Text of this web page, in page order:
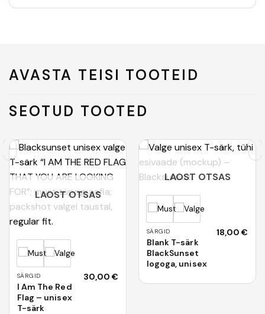
AVASTA TEISI TOOTEID
SEOTUD TOOTED
LAOST OTSAS
SÄRGID
I Am The Red
Flag – unisex
T-särk
30,00€
LAOST OTSAS
SÄRGID
Blank T-särk
BlackSunset
logoga, unisex
18,00€